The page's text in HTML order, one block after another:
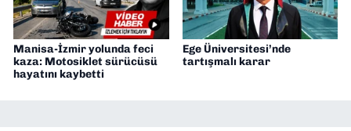
Manisa-İzmir yolunda feci
kaza: Motosiklet sürücüsü
hayatını kaybetti
Ege Üniversitesi’nde
tartışmalı karar